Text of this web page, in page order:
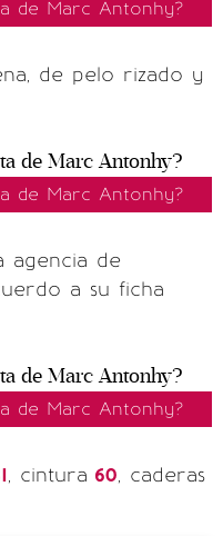
de Marc Antonhy?
de pelo rizado y
de Marc Antonhy?
agencia de
a su ficha
de Marc Antonhy?
, cintura 60, caderas